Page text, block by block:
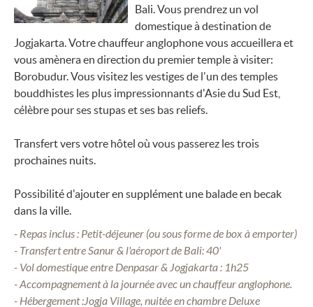
Bali. Vous prendrez un vol
domestique à destination de
Jogjakarta. Votre chauffeur anglophone vous accueillera et
vous amènera en direction du premier temple à visiter:
Borobudur. Vous visitez les vestiges de l'un des temples
bouddhistes les plus impressionnants d'Asie du Sud Est,
célèbre pour ses stupas et ses bas reliefs.
Transfert vers votre hôtel où vous passerez les trois
prochaines nuits.
Possibilité d'ajouter en supplément une balade en becak
dans la ville.
- Repas inclus : Petit-déjeuner (ou sous forme de box à emporter)
- Transfert entre Sanur & l'aéroport de Bali: 40'
- Vol domestique entre Denpasar & Jogjakarta : 1h25
- Accompagnement à la journée avec un chauffeur anglophone.
- Hébergement :Jogja Village, nuitée en chambre Deluxe